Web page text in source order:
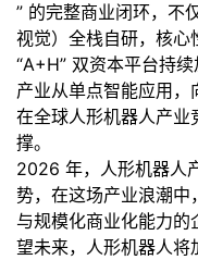
” 的完整商业闭环，不
视觉）全栈自研，核心
“A+H” 双资本平台持
产业从单点智能应用，
在全球人形机器人产业
撑。
2026 年，人形机器人
势，在这场产业浪潮中
与规模化商业化能力
望未来，人形机器人将